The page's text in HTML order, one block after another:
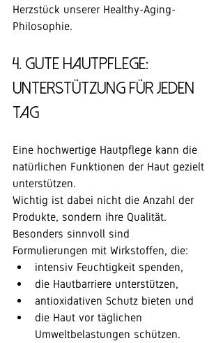
Herzstück unserer Healthy-Aging-
Philosophie.
4. Gute Hautpflege:–
Unterstützung für jeden
Tag
Eine hochwertige Hautpflege kann die
natürlichen Funktionen der Haut gezielt
unterstützen.
Wichtig ist dabei nicht die Anzahl der
Produkte, sondern ihre Qualität.
Besonders sinnvoll sind
Formulierungen mit Wirkstoffen, die:
intensiv Feuchtigkeit spenden,
die Hautbarriere unterstützen,
antioxidativen Schutz bieten und
die Haut vor täglichen
Umweltbelastungen schützen.